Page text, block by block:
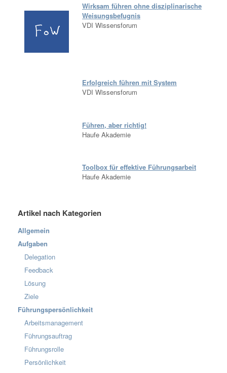
Wirksam führen ohne disziplinarische
Weisungsbefugnis
VDI Wissensforum
Erfolgreich führen mit System
VDI Wissensforum
Führen, aber richtig!
Haufe Akademie
Toolbox für effektive Führungsarbeit
Haufe Akademie
Artikel nach Kategorien
Allgemein
Aufgaben
Delegation
Feedback
Lösung
Ziele
Führungspersönlichkeit
Arbeitsmanagement
Führungsauftrag
Führungsrolle
Persönlichkeit